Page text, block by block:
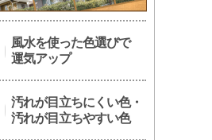
風水を使った色選びで
運気アップ
汚れが目立ちにくい色・
汚れが目立ちやすい色